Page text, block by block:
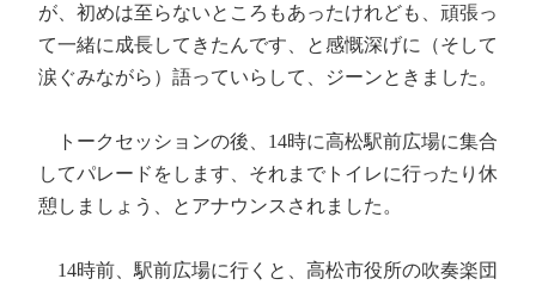
が、初めは至らないところもあったけれども、頑張っ
て一緒に成長してきたんです、と感慨深げに（そして
涙ぐみながら）語っていらして、ジーンときました。
トークセッションの後、14時に高松駅前広場に集合
してパレードをします、それまでトイレに行ったり休
憩しましょう、とアナウンスされました。
14時前、駅前広場に行くと、高松市役所の吹奏楽団